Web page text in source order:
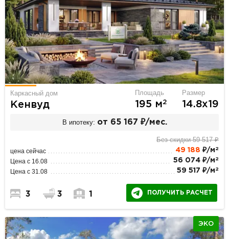
Каркасный дом
Кенвуд
Площадь
195 м2
Размер
14.8х19
В ипотеку: от 65 167 ₽/мес.
Без скидки 59 517 ₽
цена сейчас 49 188 ₽/м 2
Цена с 16.08 56 074 ₽/м 2
Цена с 31.08 59 517 ₽/м 2
3 3 1 ПОЛУЧИТЬ РАСЧЕТ
ЭКО